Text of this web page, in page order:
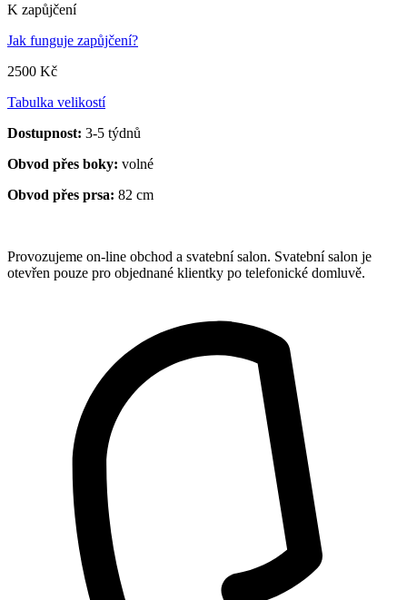
K zapůjčení
Jak funguje zapůjčení?
2500 Kč
Tabulka velikostí
Dostupnost: 3-5 týdnů
Obvod přes boky: volné
Obvod přes prsa: 82 cm
Provozujeme on-line obchod a svatební salon. Svatební salon je
otevřen pouze pro objednané klientky po telefonické domluvě.